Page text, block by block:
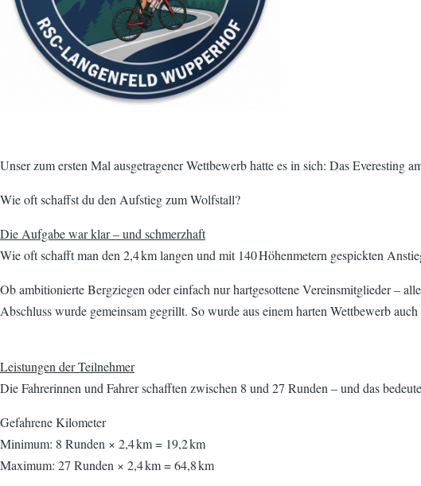
Unser zum ersten Mal ausgetragener Wettbewerb hatte es in sich: Das Everesting
Wie oft schaffst du den Aufstieg zum Wolfstall?
Die Aufgabe war klar – und schmerzhaft
Wie oft schafft man den 2,4 km langen und mit 140 Höhenmetern gespickten
Ob ambitionierte Bergziegen oder einfach nur hartgesottene Vereinsmitglieder –
Abschluss wurde gemeinsam gegrillt. So wurde aus einem harten Wettbewerb
Leistungen der Teilnehmer
Die Fahrerinnen und Fahrer schafften zwischen 8 und 27 Runden – und das
Gefahrene Kilometer
Minimum: 8 Runden × 2,4 km = 19,2 km
Maximum: 27 Runden × 2,4 km = 64,8 km